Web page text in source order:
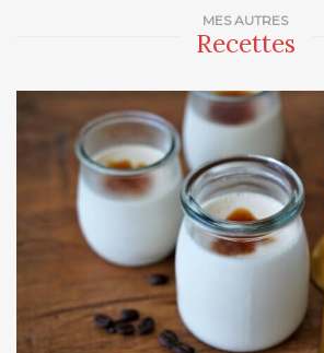
MES AUTRES
Recettes